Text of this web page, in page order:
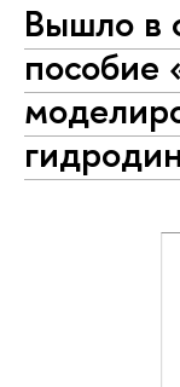
Вышло в
пособие